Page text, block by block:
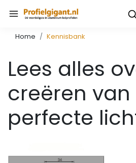
Home Kennisbank
Lees alles
creëren van
perfecte